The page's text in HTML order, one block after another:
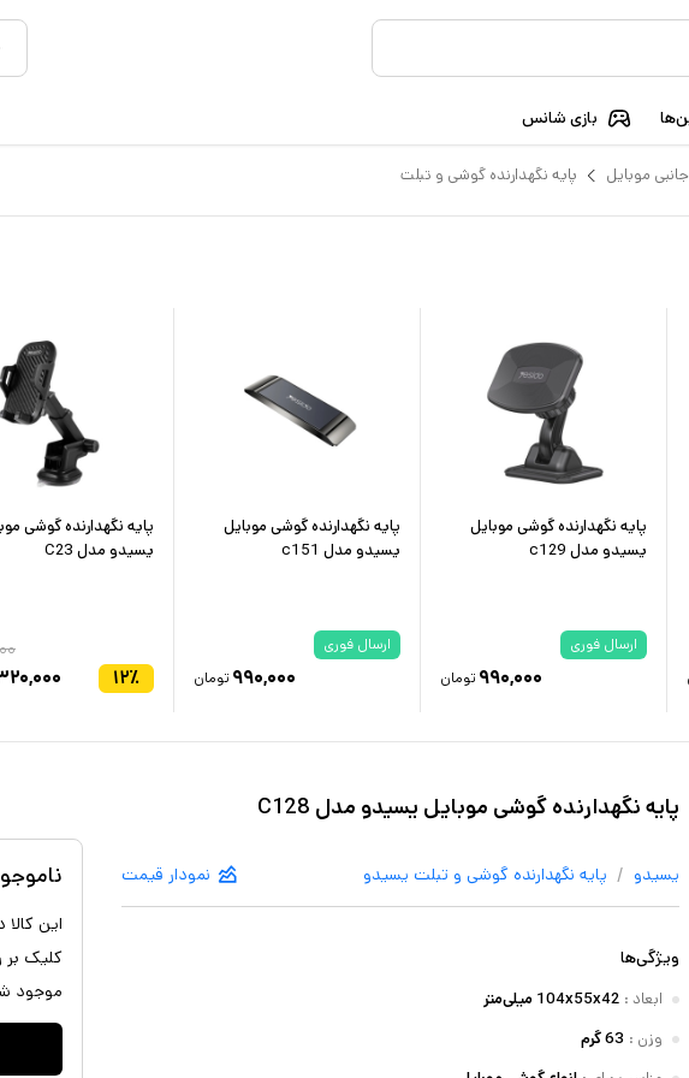
بازی شانس
موبایل پایه نگهدارنده گوشی و تبلت
پایه نگهدارنده گوشی موبایل
یسیدو مدل c129
ارسال فوری
۹۹۰,۰۰۰ تومان
پایه نگهدارنده گوشی موبایل
یسیدو مدل c151
ارسال فوری
۹۹۰,۰۰۰ تومان
پایه نگهدارنده گوشی
یسیدو مدل C23
۱۲٪
پایه نگهدارنده گوشی موبایل یسیدو مدل C128
یسیدو / پایه نگهدارنده گوشی و تبلت یسیدو نمودار قیمت
ویژگی‌ها
ابعاد : 104x55x42 میلی‌متر
وزن : 63 گرم
این
کلیک
موجود